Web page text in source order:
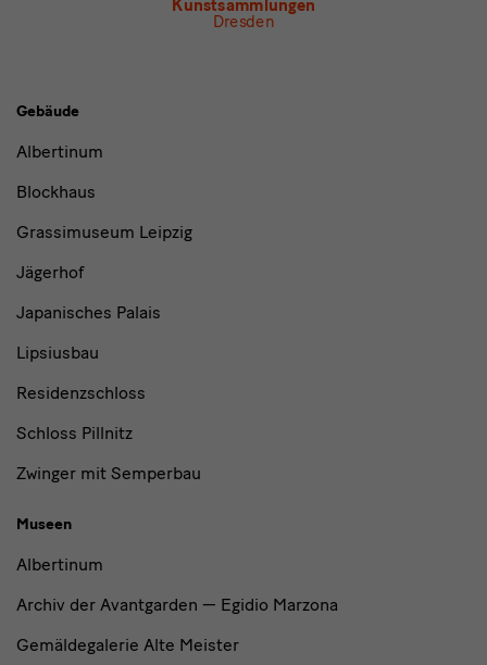
Kunstsammlungen
Dresden
Gebäude,
Museen
Institutionen
Gebäude
Albertinum
Blockhaus
Grassimuseum Leipzig
Jägerhof
Japanisches Palais
Lipsiusbau
Residenzschloss
Schloss Pillnitz
Zwinger mit Semperbau
Museen
Albertinum
Archiv der Avantgarden — Egidio Marzona
Gemäldegalerie Alte Meister